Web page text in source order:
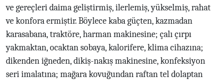
ve gereçleri daima geliştirmiş, ilerlemiş, yükselmiş, rahat
ve konfora ermiştir. Böylece kaba güçten, kazmadan
karasabana, traktöre, harman makinesine; çalı çırpı
yakmaktan, ocaktan sobaya, kalorifere, klima cihazına;
dikenden iğneden, dikiş-nakış makinesine, konfeksiyon
seri imalatına; mağara kovuğundan raftan tel dolaptan